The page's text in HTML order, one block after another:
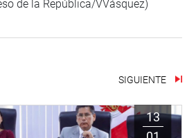
de la República/VVásquez)
SIGUIENTE
13